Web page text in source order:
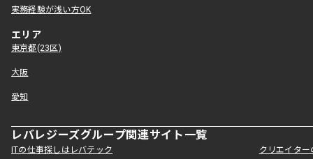
実務経験が浅い方OK
エリア
東京都(23区)
大阪
愛知
レバレジーズグループ関連サイト一覧
ITの仕事探しはレバテック クリエイタ